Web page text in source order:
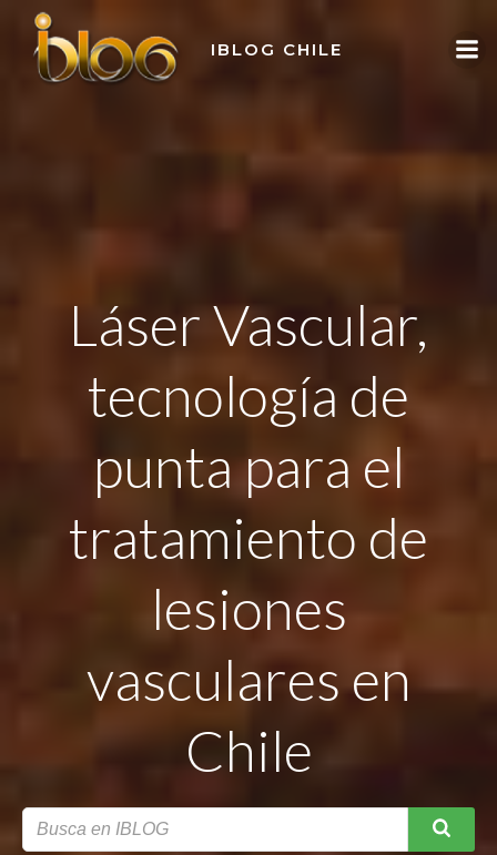
to
IBLOG CHILE
Láser Vascular,
tecnología de
punta para el
tratamiento de
lesiones
vasculares en
Chile